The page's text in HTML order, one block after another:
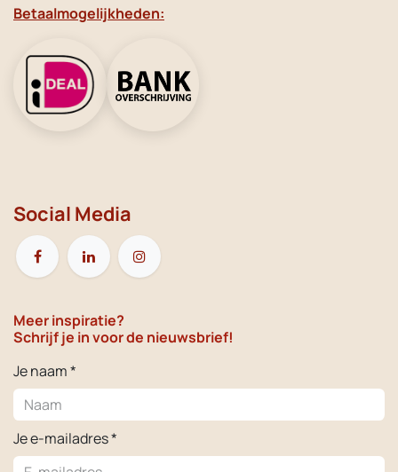
Betaalmogelijkheden:
Social Media
Meer inspiratie?
Schrijf je in voor de nieuwsbrief!
Je naam *
Je e-mailadres *